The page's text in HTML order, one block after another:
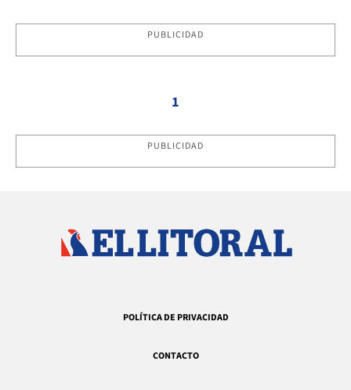
PUBLICIDAD
1
PUBLICIDAD
POLÍTICA DE PRIVACIDAD
CONTACTO